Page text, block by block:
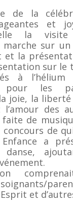
de la
et
la visite
marche sur
et la
sur le
à l’hélium
pour les
joie, la
des
de
de
a
danse,
soignants/
et